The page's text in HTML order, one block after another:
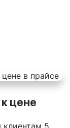
к цене
5